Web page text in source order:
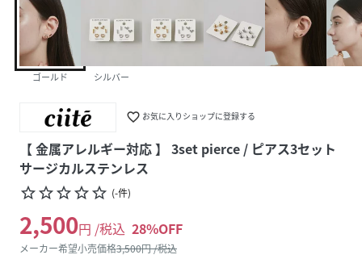
ゴールド シルバー
favorite_border お気に入りショップに登録する
【 金属アレルギー対応 】 3set pierce / ピアス3セット
サージカルステンレス
star_borderstar_borderstar_borderstar_borderstar_border (-件)
2,500円 /税込 28%OFF
メーカー希望小売価格3,500円 /税込